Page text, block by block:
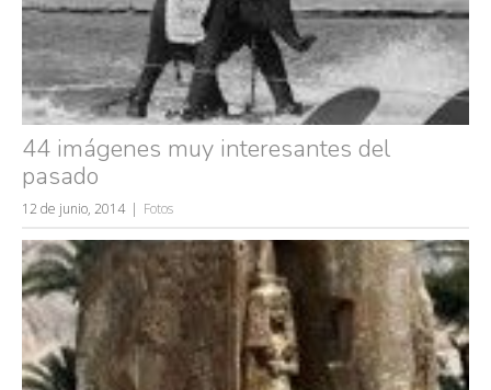
44 imágenes muy interesantes del
pasado
12 de junio, 2014 Fotos